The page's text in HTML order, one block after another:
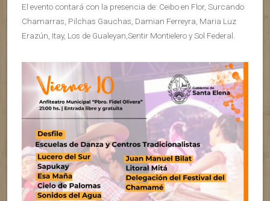
El evento contará con la presencia de: Ceibo en Flor, Surcando
Chamarras, Pilchas Gauchas, Damian Ferreyra, Maria Luz
Erazún, Itay, Los de Gualeyan,Sentir Montielero y Sol Federal.